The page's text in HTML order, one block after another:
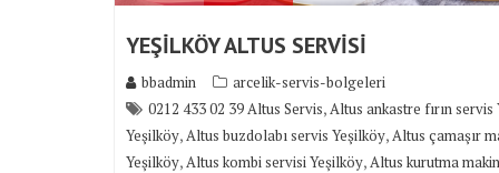
YEŞİLKÖY ALTUS SERVİSİ
bbadmin
arcelik-servis-bolgeleri
0212 433 02 39 Altus Servis,Altus ankastre fırın servis
Yeşilköy,Altus buzdolabı servis Yeşilköy,Altus çamaşır
Yeşilköy,Altus kombi servisi Yeşilköy,Altus kurutma